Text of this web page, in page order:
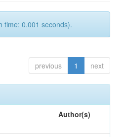
time: 0.001 seconds).
previous 1 next
Author(s)